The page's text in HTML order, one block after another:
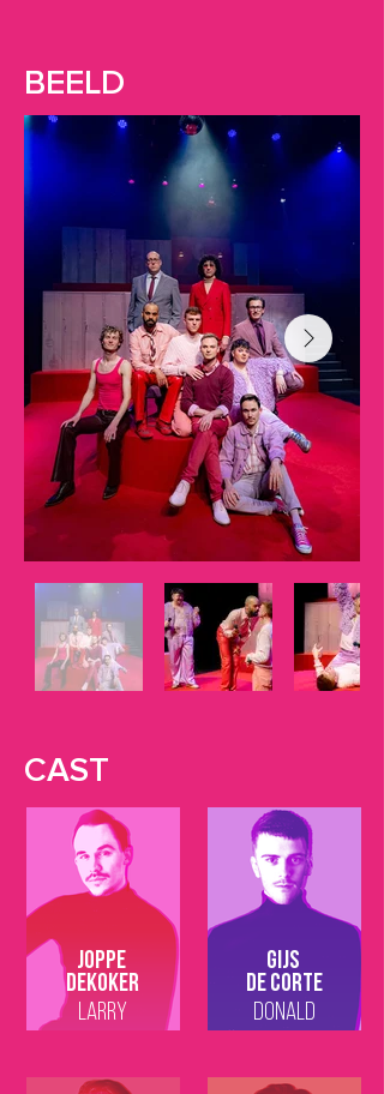
BEELD
CAST
Joppe
Dekoker
LARRY
Gijs
De Corte
DONALD